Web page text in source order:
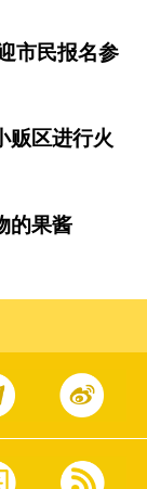
市民报名参
贩区进行火
的果酱